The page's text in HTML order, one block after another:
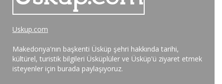
Uskup.com
Makedonya'nın başkenti Üsküp şehri hakkında tarihi,
kültürel, turistik bilgileri Üsküplüler ve Üsküp'ü ziyaret etmek
isteyenler için burada paylaşıyoruz.